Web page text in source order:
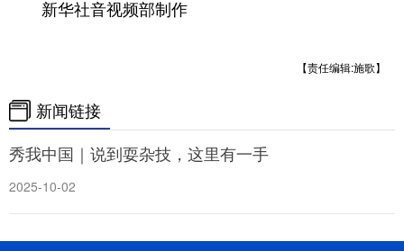
新华社音视频部制作
【责任编辑:施歌】
新闻链接
秀我中国｜说到耍杂技，这里有一手
2025-10-02